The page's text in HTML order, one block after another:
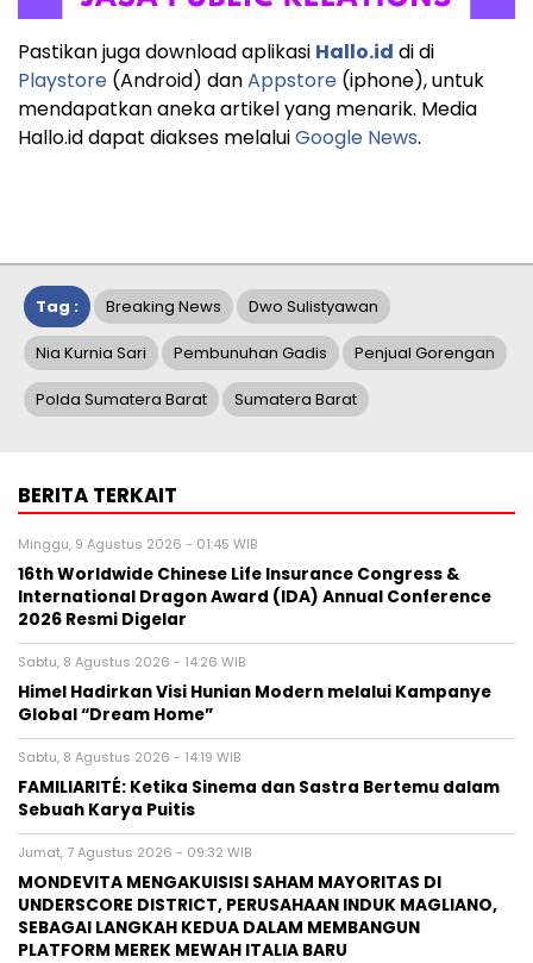
Pastikan juga download aplikasi Hallo.id di di
Playstore (Android) danAppstore (iphone), untuk
mendapatkan aneka artikel yang menarik. Media
Hallo.id dapat diakses melaluiGoogle News.
Tag : Breaking News Dwo Sulistyawan
Nia Kurnia Sari Pembunuhan Gadis Penjual Gorengan
Polda Sumatera Barat Sumatera Barat
BERITA TERKAIT
Minggu, 9 Agustus 2026 - 01:45 WIB
16th Worldwide Chinese Life Insurance Congress &
International Dragon Award (IDA) Annual Conference
2026 Resmi Digelar
Sabtu, 8 Agustus 2026 - 14:26 WIB
Himel Hadirkan Visi Hunian Modern melalui Kampanye
Global “Dream Home”
Sabtu, 8 Agustus 2026 - 14:19 WIB
FAMILIARITÉ: Ketika Sinema dan Sastra Bertemu dalam
Sebuah Karya Puitis
Jumat, 7 Agustus 2026 - 09:32 WIB
MONDEVITA MENGAKUISISI SAHAM MAYORITAS DI
UNDERSCORE DISTRICT, PERUSAHAAN INDUK MAGLIANO,
SEBAGAI LANGKAH KEDUA DALAM MEMBANGUN
PLATFORM MEREK MEWAH ITALIA BARU